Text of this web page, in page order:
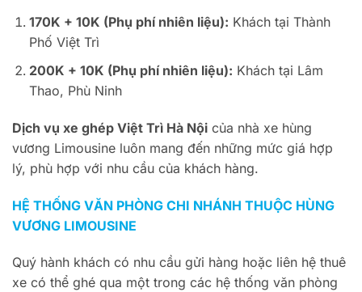
170K + 10K (Phụ phí nhiên liệu): Khách tại Thành
Phố Việt Trì
200K + 10K (Phụ phí nhiên liệu): Khách tại Lâm
Thao, Phù Ninh
Dịch vụ xe ghép Việt Trì Hà Nội của nhà xe hùng
vương Limousine luôn mang đến những mức giá hợp
lý, phù hợp với nhu cầu của khách hàng.
HỆ THỐNG VĂN PHÒNG CHI NHÁNH THUỘC HÙNG
VƯƠNG LIMOUSINE
Quý hành khách có nhu cầu gửi hàng hoặc liên hệ thuê
xe có thể ghé qua một trong các hệ thống văn phòng